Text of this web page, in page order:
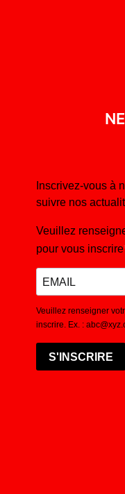
Inscrivez-vous à
suivre nos
Veuillez
pour vous inscrire
Veuillez renseigner
inscrire. Ex. :
S'INSCRIRE